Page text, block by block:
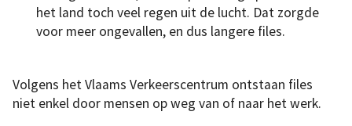
het land toch veel regen uit de lucht. Dat zorgde
voor meer ongevallen, en dus langere files.
Volgens het Vlaams Verkeerscentrum ontstaan files
niet enkel door mensen op weg van of naar het werk.